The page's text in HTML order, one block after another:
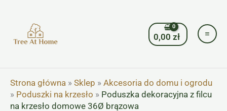
0,00zł
Strona główna » Sklep » Akcesoria do domu i ogrodu
» Poduszki na krzesło » Poduszka dekoracyjna z filcu
na krzesło domowe 36Ø brązowa